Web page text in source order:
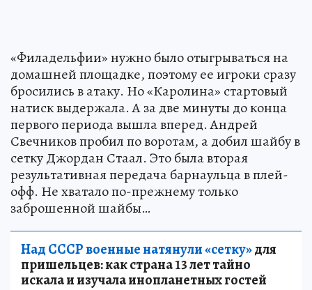
«Филадельфии» нужно было отыгрываться на
домашней площадке, поэтому ее игроки сразу
бросились в атаку. Но «Каролина» стартовый
натиск выдержала. А за две минуты до конца
первого периода вышла вперед. Андрей
Свечников пробил по воротам, а добил шайбу в
сетку Джордан Стаал. Это была вторая
результативная передача барнаульца в плей-
офф. Не хватало по-прежнему только
заброшенной шайбы…
Над СССР военные натянули «сетку»для
пришельцев: как страна 13 лет тайно
искала и изучала инопланетных гостей